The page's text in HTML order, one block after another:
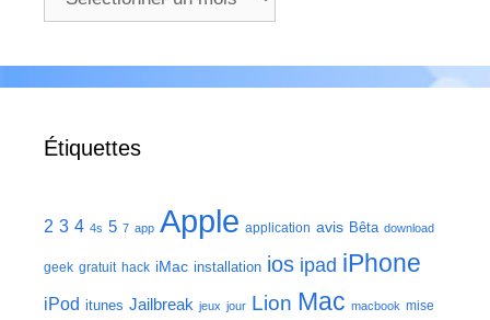
Étiquettes
2 3 4 4s 5 7 app Apple application avis Bêta download
geek gratuit hack iMac installation ios ipad iPhone
iPod itunes Jailbreak jeux jour Lion Mac macbook mise